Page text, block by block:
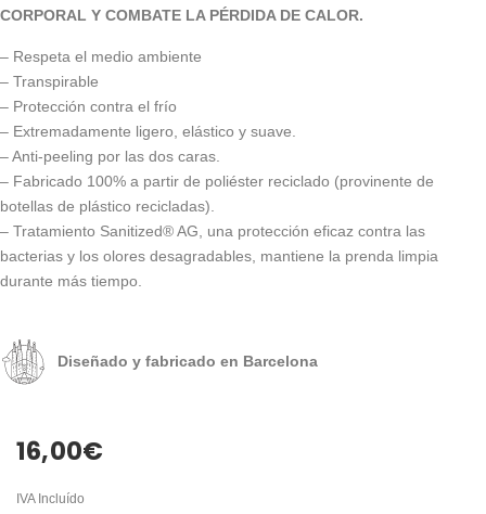
CORPORAL Y COMBATE LA PÉRDIDA DE CALOR.
– Respeta el medio ambiente
– Transpirable
– Protección contra el frío
– Extremadamente ligero, elástico y suave.
– Anti-peeling por las dos caras.
– Fabricado 100% a partir de poliéster reciclado (provinente de
botellas de plástico recicladas).
– Tratamiento Sanitized® AG, una protección eficaz contra las
bacterias y los olores desagradables, mantiene la prenda limpia
durante más tiempo.
Diseñado y fabricado en Barcelona
16,00€
IVA Incluído